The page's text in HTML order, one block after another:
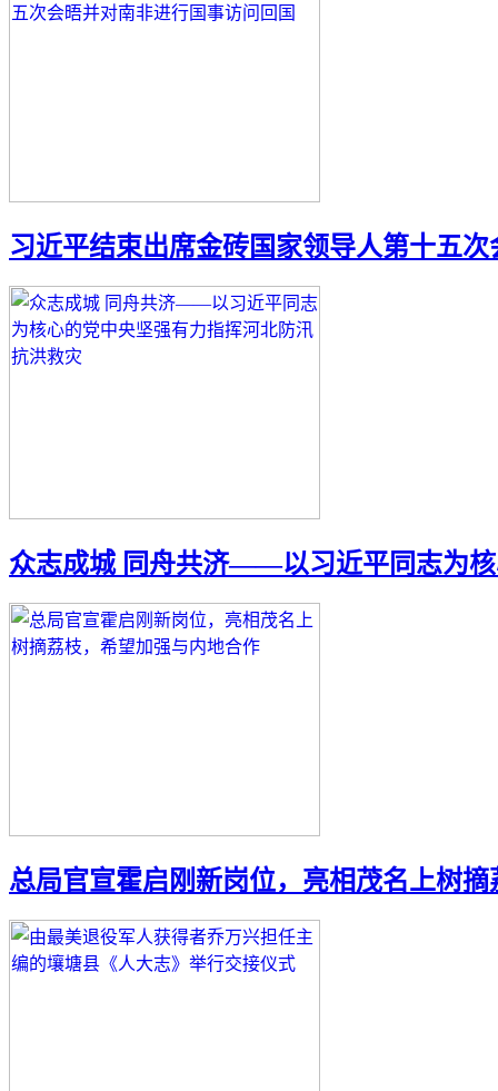
习近平结束出席金砖国家领导人第十五
众志成城 同舟共济——以习近平同志为
总局官宣霍启刚新岗位，亮相茂名上树